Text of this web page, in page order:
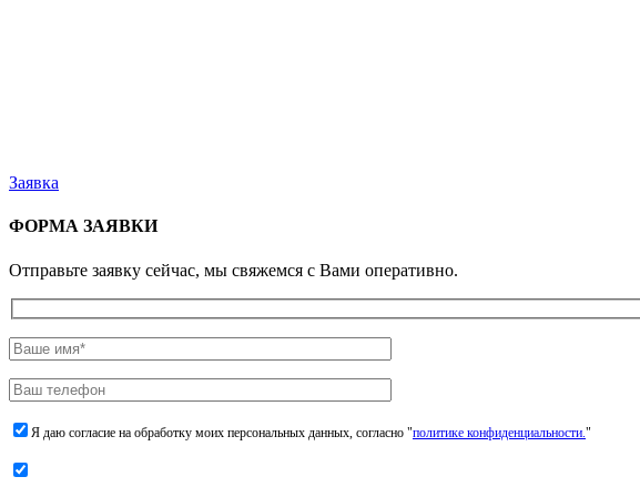
Заявка
ФОРМА ЗАЯВКИ
Отправьте заявку сейчас, мы свяжемся с Вами оперативно.
Я даю согласие на обработку моих персональных данных, согласно "политике конфиденциальности."